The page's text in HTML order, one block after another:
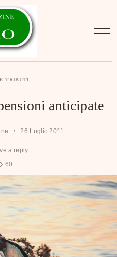
TRIBUTI
anticipate
26 Luglio 2011
a reply
60